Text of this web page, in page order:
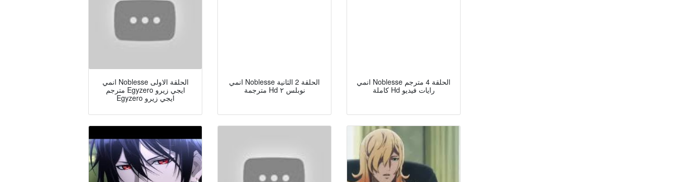
انمي Noblesse الحلقة الاولى
مترجم Egyzero ايجي زيرو
Egyzero ايجي زيرو
انمي Noblesse الحلقة 2 الثانية
مترجمة Hd نوبلس ٢
انمي Noblesse الحلقة 4 مترجم
كاملة Hd رايات فيديو